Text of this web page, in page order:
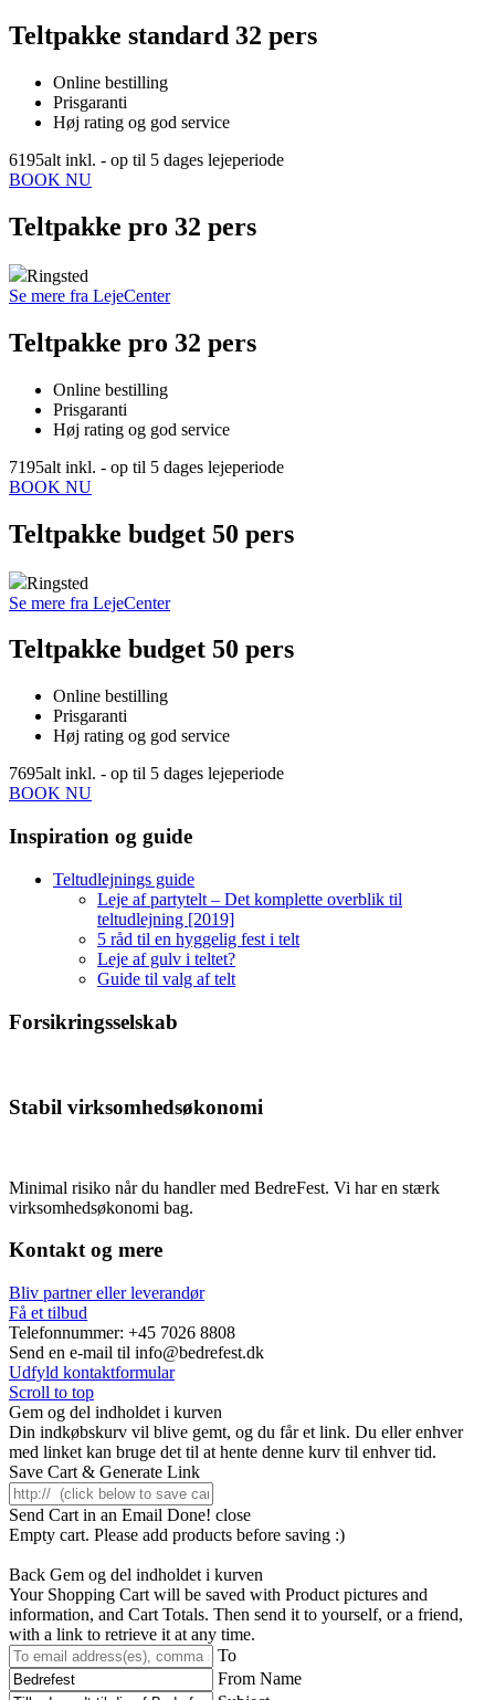
Teltpakke standard 32 pers
Online bestilling
Prisgaranti
Høj rating og god service
6195alt inkl. - op til 5 dages lejeperiode
BOOK NU
Teltpakke pro 32 pers
Ringsted
Se mere fra LejeCenter
Teltpakke pro 32 pers
Online bestilling
Prisgaranti
Høj rating og god service
7195alt inkl. - op til 5 dages lejeperiode
BOOK NU
Teltpakke budget 50 pers
Ringsted
Se mere fra LejeCenter
Teltpakke budget 50 pers
Online bestilling
Prisgaranti
Høj rating og god service
7695alt inkl. - op til 5 dages lejeperiode
BOOK NU
Inspiration og guide
Teltudlejnings guide
Leje af partytelt – Det komplette overblik til
teltudlejning [2019]
5 råd til en hyggelig fest i telt
Leje af gulv i teltet?
Guide til valg af telt
Forsikringsselskab
Stabil virksomhedsøkonomi
Minimal risiko når du handler med BedreFest. Vi har en stærk
virksomhedsøkonomi bag.
Kontakt og mere
Bliv partner eller leverandør
Få et tilbud
Telefonnummer: +45 7026 8808
Send en e-mail til info@bedrefest.dk
Udfyld kontaktformular
Scroll to top
Gem og del indholdet i kurven
Din indkøbskurv vil blive gemt, og du får et link. Du eller enhver
med linket kan bruge det til at hente denne kurv til enhver tid.
Save Cart & Generate Link
Send Cart in an Email Done! close
Empty cart. Please add products before saving :)
Back Gem og del indholdet i kurven
Your Shopping Cart will be saved with Product pictures and
information, and Cart Totals. Then send it to yourself, or a friend,
with a link to retrieve it at any time.
To
From Name